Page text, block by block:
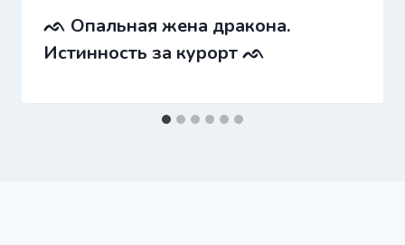
ᨒ Опальная жена дракона.
Истинность за курорт ᨒ